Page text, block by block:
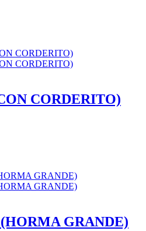
CORDERITO)
GRANDE)